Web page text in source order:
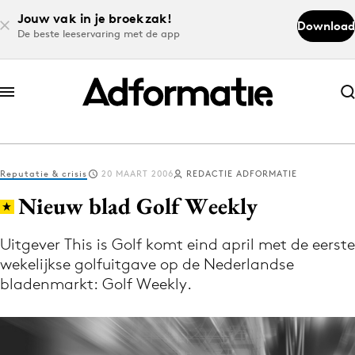
Jouw vak in je broekzak!
De beste leeservaring met de app
Download
Abonneer nu
Abonneer nu
Log in
Download de app
Volg het laatste nieuws via de Adformatie
Nieuws app
Reputatie & crisis 20 MAART 2006 REDACTIE ADFORMATIE
Nieuw blad Golf Weekly
Uitgever This is Golf komt eind april met de eerste
wekelijkse golfuitgave op de Nederlandse
bladenmarkt: Golf Weekly.